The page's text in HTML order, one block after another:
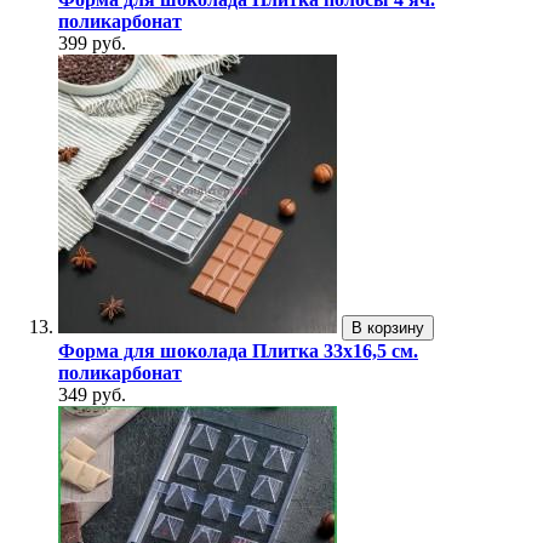
поликарбонат
399 руб.
В корзину
Форма для шоколада Плитка 33х16,5 см.
поликарбонат
349 руб.